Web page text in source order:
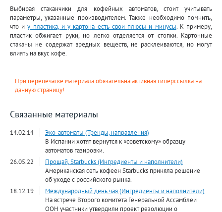
Выбирая стаканчики для кофейных автоматов, стоит учитывать
параметры, указанные производителем. Также необходимо помнить,
что иу пластика, и у картона есть свои плюсы и минусы. К примеру,
пластик обжигает руки, но легко отделяется от стопки. Картонные
стаканы не содержат вредных веществ, не расклеиваются, но могут
влиять на вкус кофе.
При перепечатке материала обязательна активная гиперссылка на
данную страницу!
Связанные материалы
14.02.14
Эко-автоматы (Тренды, направления)
В Испании хотят вернутся к «советскому» образцу
автоматов газировки.
26.05.22
Прощай, Starbucks (Ингредиенты и наполнители)
Американская сеть кофеен Starbucks приняла решение
об уходе с российского рынка.
18.12.19
Международный день чая (Ингредиенты и наполнители)
На встрече Второго комитета Генеральной Ассамблеи
ООН участники утвердили проект резолюции о